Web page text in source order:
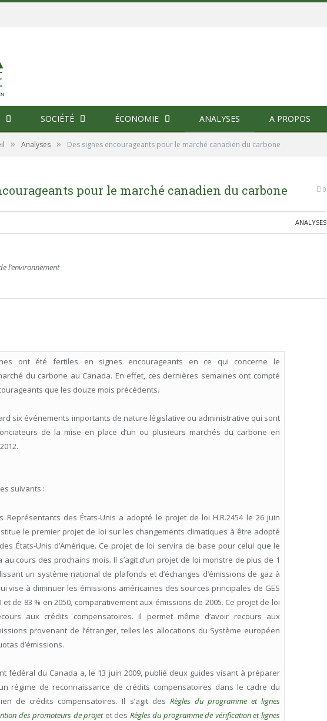
SOCIÉTÉ ÉCONOMIE ANALYSES A PROPOS
» Analyses » Des signes encourageants pour le marché canadien du carbone
pour le marché canadien du carbone 0
ANALYSES
l’environnement
ont été fertiles en signes encourageants en ce qui concerne le
du carbone au Canada. En effet, ces dernières semaines ont compté
que les douze mois précédents.
six événements importants de nature législative ou administrative qui sont
de la mise en place d’un ou plusieurs marchés du carbone en
suivants :
Représentants des États-Unis a adopté le projet de loi H.R.2454 le 26 juin
le premier projet de loi sur les changements climatiques à être adopté
États-Unis d’Amérique. Ce projet de loi servira de base pour celui que le
cours des prochains mois. Il s’agit d’un projet de loi monstre de plus de 1
un système national de plafonds et d’échanges d’émissions de gaz à
vise à diminuer les émissions américaines des sources principales de GES
et de 83 % en 2050, comparativement aux émissions de 2005. Ce projet de loi
aux crédits compensatoires. Il permet même d’avoir recours aux
provenant de l’étranger, telles les allocations du Système européen
d’émissions.
fédéral du Canada a, le 13 juin 2009, publié deux guides visant à préparer
régime de reconnaissance de crédits compensatoires dans le cadre du
de crédits compensatoires. Il s’agit des Règles du programme et lignes
des promoteurs de projetet des Règles du programme de vérification et lignes